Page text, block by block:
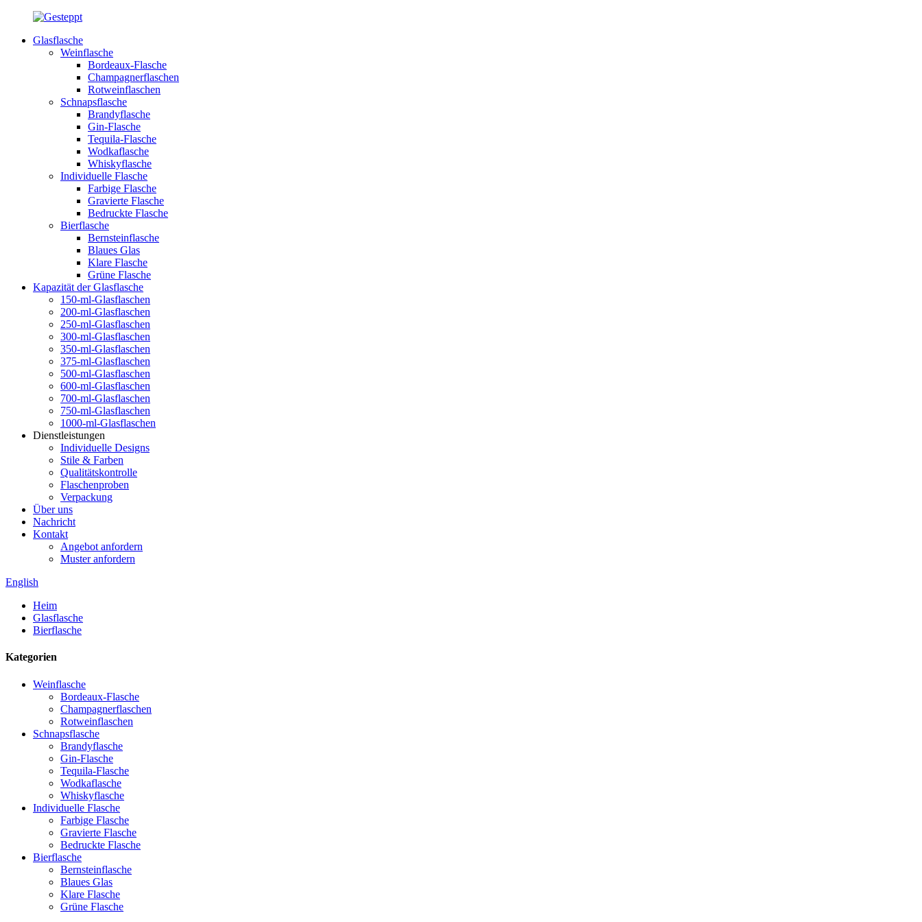
Glasflasche
Weinflasche
Bordeaux-Flasche
Champagnerflaschen
Rotweinflaschen
Schnapsflasche
Brandyflasche
Gin-Flasche
Tequila-Flasche
Wodkaflasche
Whiskyflasche
Individuelle Flasche
Farbige Flasche
Gravierte Flasche
Bedruckte Flasche
Bierflasche
Bernsteinflasche
Blaues Glas
Klare Flasche
Grüne Flasche
Kapazität der Glasflasche
150-ml-Glasflaschen
200-ml-Glasflaschen
250-ml-Glasflaschen
300-ml-Glasflaschen
350-ml-Glasflaschen
375-ml-Glasflaschen
500-ml-Glasflaschen
600-ml-Glasflaschen
700-ml-Glasflaschen
750-ml-Glasflaschen
1000-ml-Glasflaschen
Dienstleistungen
Individuelle Designs
Stile & Farben
Qualitätskontrolle
Flaschenproben
Verpackung
Über uns
Nachricht
Kontakt
Angebot anfordern
Muster anfordern
English
Heim
Glasflasche
Bierflasche
Kategorien
Weinflasche
Bordeaux-Flasche
Champagnerflaschen
Rotweinflaschen
Schnapsflasche
Brandyflasche
Gin-Flasche
Tequila-Flasche
Wodkaflasche
Whiskyflasche
Individuelle Flasche
Farbige Flasche
Gravierte Flasche
Bedruckte Flasche
Bierflasche
Bernsteinflasche
Blaues Glas
Klare Flasche
Grüne Flasche